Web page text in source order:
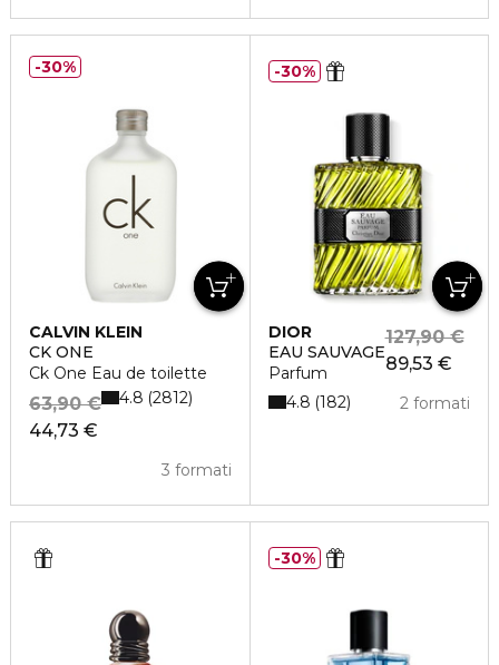
CALVIN KLEIN
CK ONE
Ck One Eau de toilette
44,73 €
63,90 €
3 formati
4.8 2812
30%
DIOR
EAU SAUVAGE
Parfum
89,53 €
127,90 €
2 formati
4.8 182
30%
30%